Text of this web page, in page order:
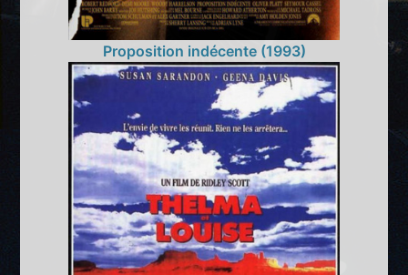
Proposition indécente (1993)